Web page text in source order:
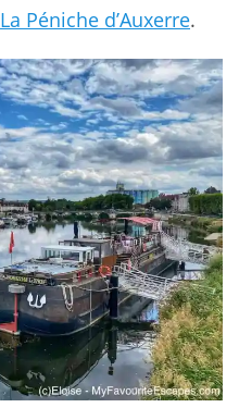
La Péniche d’Auxerre.